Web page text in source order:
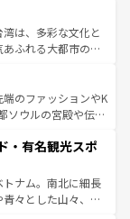
アンミュージッ
ハワイの魅力を彩
動が待っているハ
ル（エアーズロッ
ンズの熱帯雨林な
やワイン、オージ
サーフィンやダイ
きにはたまらな
に味わいつくそ
は、多彩な文化と
ふれる大都市の台
など、都市の喧騒
人に新しい発見と
台湾の食文化も魅
エティ豊かな料理
のファッションやK
ソウルの宮殿や伝統
美を楽しむことが
ストリートフード
。夜には、韓国な
たたかいホスピタ
・有名観光スポ
ナム。南北に細長
々とした山々、世